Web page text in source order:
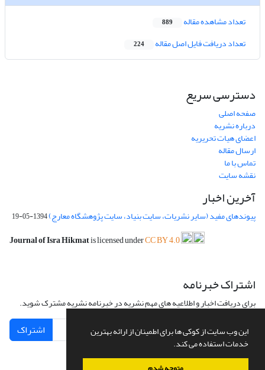
این وب سایت از کوکی ها برای اطمینان از ارائه بهترین
خدمات استفاده می کند.
تعداد مشاهده مقاله 889
تعداد دریافت فایل اصل مقاله 224
دسترسی سریع
صفحه اصلی
درباره نشریه
اعضای هیات تحریریه
ارسال مقاله
تماس با ما
نقشه سایت
آخرین اخبار
پیوندهای مفید (سایر نشریات، سایت بنیاد، سایت پژوهشگاه معارج)1394-05-19
Journal of Isra Hikmatis licensed underCC BY 4.0
اشتراک خبرنامه
برای دریافت اخبار و اطلاعیه های مهم نشریه در خبرنامه نشریه مشترک شوید.
اشتراک